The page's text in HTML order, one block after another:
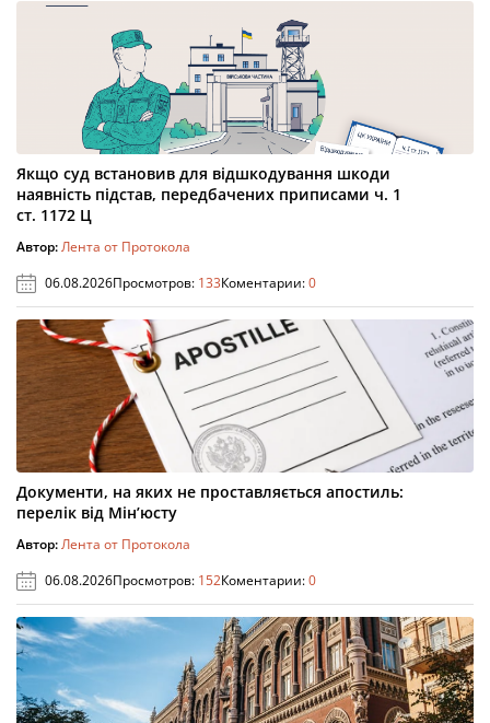
Якщо суд встановив для відшкодування шкоди
наявність підстав, передбачених приписами ч. 1
ст. 1172 Ц
Автор:Лента от Протокола
06.08.2026Просмотров: 133Коментарии:0
Документи, на яких не проставляється апостиль:
перелік від Мін’юсту
Автор:Лента от Протокола
06.08.2026Просмотров: 152Коментарии:0